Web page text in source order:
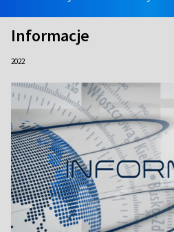
Informacje
2022